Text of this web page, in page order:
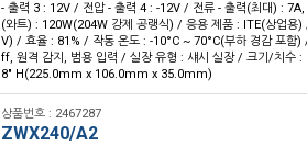
- 출력 3 : 12V / 전압 - 출력 4 : -12V / 전류 - 출력(최대) :
(와트) : 120W(204W 강제 공랭식) / 응용 제품 : ITE(상업용
V) / 효율 : 81% / 작동 온도 : -10°C ~ 70°C(부하 경감 포함
ff, 원격 감지, 범용 입력 / 실장 유형 : 섀시 실장 / 크기/치수
8" H(225.0mm x 106.0mm x 35.0mm)
상품번호 : 2467287
ZWX240/A2